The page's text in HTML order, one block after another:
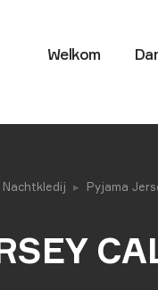
Welkom
Nachtkledij Pyjama